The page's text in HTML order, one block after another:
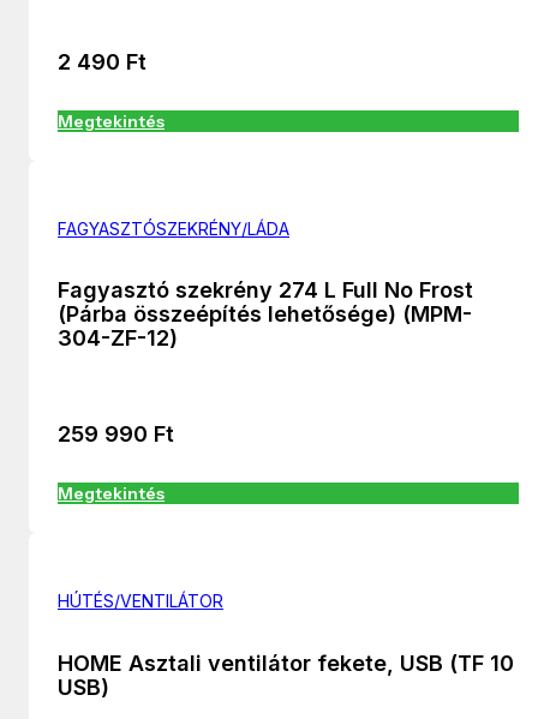
2 490 Ft
Megtekintés
FAGYASZTÓSZEKRÉNY/LÁDA
Fagyasztó szekrény 274 L Full No Frost
(Párba összeépítés lehetősége) (MPM-
304-ZF-12)
259 990 Ft
Megtekintés
HÚTÉS/VENTILÁTOR
HOME Asztali ventilátor fekete, USB (TF 10
USB)